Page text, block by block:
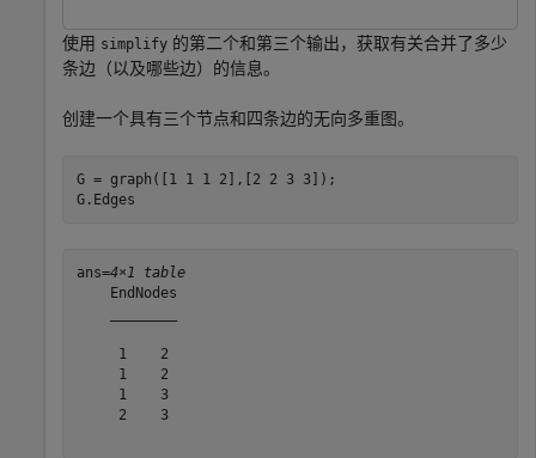
使用 simplify 的第二个和第三个输出，获取有关合并了多少
条边（以及哪些边）的信息。
创建一个具有三个节点和四条边的无向多重图。
G = graph([1 1 1 2],[2 2 3 3]);
G.Edges
ans=4×1 table
    EndNodes
     1    2
     1    2
     1    3
     2    3